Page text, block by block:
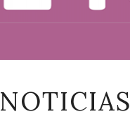
NOTICIAS